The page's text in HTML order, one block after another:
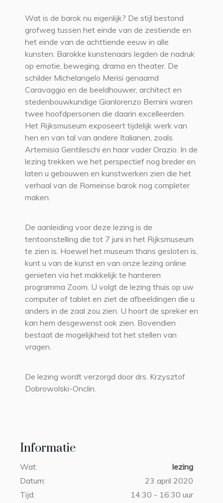
Informatie
Wat:
lezing
Datum:
23 april 2020
Tijd:
14:30 - 16:30 uur
Wat is de barok nu eigenlijk? De stijl bestond
grofweg tussen het einde van de zestiende en
het einde van de achttiende eeuw in alle
kunsten. Barokke kunstenaars legden de nadruk
op emotie, beweging, drama en theater. De
schilder Michelangelo Merisi genaamd
Caravaggio en de beeldhouwer, architect en
stedenbouwkundige Gianlorenzo Bernini waren
twee hoofdpersonen die daarin excelleerden.
Het Rijksmuseum exposeert tijdelijk werk van
hen en van tal van andere Italianen, zoals
Artemisia Gentileschi en haar vader Orazio. In de
lezing trekken we het perspectief nog breder en
laten u gebouwen en kunstwerken zien die het
verhaal van de Romeinse barok nog completer
maken.
De aanleiding voor deze lezing is de
tentoonstelling die tot 7 juni in het Rijksmuseum
te zien is. Hoewel het museum thans gesloten is,
kunt u van de kunst en van onze lezing online
genieten via het makkelijk te hanteren
programma Zoom. U volgt de lezing thuis op uw
computer of tablet en ziet de afbeeldingen die u
anders in de zaal zou zien. U hoort de spreker en
kan hem desgewenst ook zien. Bovendien
bestaat de mogelijkheid tot het stellen van
vragen.
De lezing wordt verzorgd door drs. Krzysztof
Dobrowolski-Onclin.